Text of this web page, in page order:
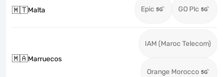
🇲🇹Malta Epic GO Plc
🇲🇦Marruecos
IAM (Maroc Telecom)
Orange Morocco